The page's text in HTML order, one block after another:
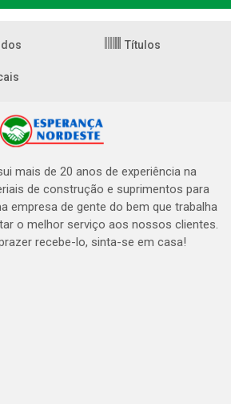
Títulos
mais de 20 anos de experiência na
de construção e suprimentos para
empresa de gente do bem que trabalha
o melhor serviço aos nossos clientes.
recebe-lo, sinta-se em casa!